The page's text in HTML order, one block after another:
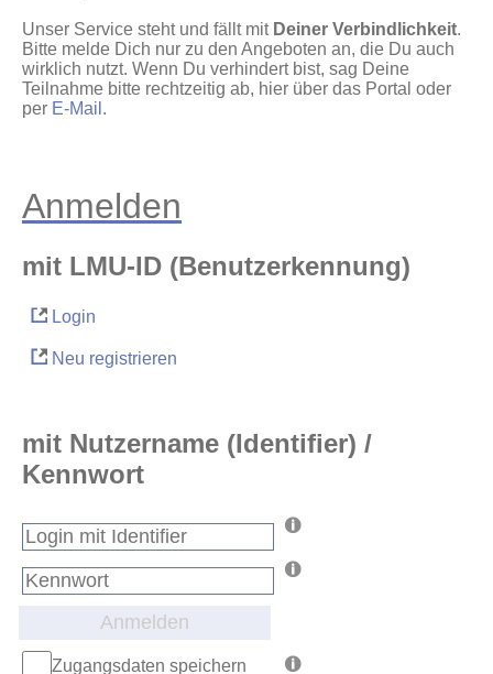
Unser Service steht und fällt mit Deiner Verbindlichkeit.
Bitte melde Dich nur zu den Angeboten an, die Du auch
wirklich nutzt. Wenn Du verhindert bist, sag Deine
Teilnahme bitte rechtzeitig ab, hier über das Portal oder
per E-Mail .
Anmelden
mit LMU-ID (Benutzerkennung)
Login
Neu registrieren
mit Nutzername (Identifier) /
Kennwort
Anmelden
Zugangsdaten speichern